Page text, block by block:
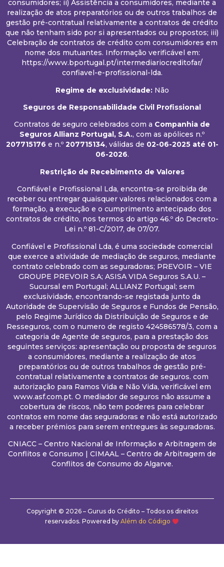
consumidores; ii) Assistência a consumidores, mediante a
realização de atos preparatórios ou de outros trabalhos de
gestão pré-contratual relativamente a contratos de crédito
que não tenham sido por si apresentados ou propostos; iii)
Celebração de contratos de crédito com consumidores em
nome dos mutuantes. Informação verificável em:
https://www.bportugal.pt/intermediariocreditofar/
confiavel-e-profissional-lda.
Regime de exclusividade:Não
Seguros de Responsabilidade Civil Profissional
Contratos de seguro celebrados com a Companhia de
Seguros Allianz Portugal, S.A., com as apólices n.º
207715176 e n.º 207715134, válidas de 02-06-2025até 01-
06-2026.
Restrição de Recebimento de Valores
Confiável e Profissional Lda, encontra-se proibida de
receber ou entregar quaisquer valores relacionados com a
formação, a execução e o cumprimento antecipado dos
contratos de crédito, nos termos do artigo 46.º do Decreto-
Lei n.º 81-C/2017, de 07/07.
Confiável e Profissional Lda, é uma sociedade comercial
que exerce a atividade de mediação de seguros, mediante
contrato celebrado com as seguradoras; PREVOIR – VIE
GROUPE PREVOIR S.A; ASISA VIDA Seguros S.A.U. –
Sucursal em Portugal; ALLIANZ Portugal; sem
exclusividade, encontrando-se registada junto da
Autoridade de Supervisão de Seguros e Fundos de Pensão,
pelo Regime Jurídico da Distribuição de Seguros e de
Resseguros, com o numero de registo 424586578/3, com a
categoria de Agente de seguros, para a prestação dos
seguintes serviços: apresentação ou proposta de seguros
a consumidores, mediante a realização de atos
preparatórios ou de outros trabalhos de gestão pré-
contratual relativamente a contratos de seguros. com
autorização para Ramos Vida e Não Vida, verificável em
www.asf.com.pt. O mediador de seguros não assume a
cobertura de riscos, não tem poderes para celebrar
contratos em nome das seguradoras e não está autorizado
a receber prémios para serem entregues às seguradoras.
CNIACC – Centro Nacional de Informação e Arbitragem de
Conflitos e Consumo | CIMAAL – Centro de Arbitragem de
Conflitos de Consumo do Algarve.
Copyright © 2026 – Gurus do Crédito – Todos os direitos
reservados. Powered byAlém do Código